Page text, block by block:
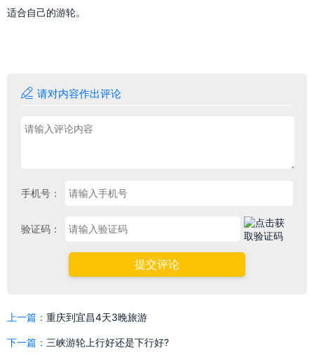
适合自己的游轮。
 请对内容作出评论
手机号：
验证码：
提交评论
上一篇： 重庆到宜昌4天3晚旅游
下一篇： 三峡游轮上行好还是下行好?